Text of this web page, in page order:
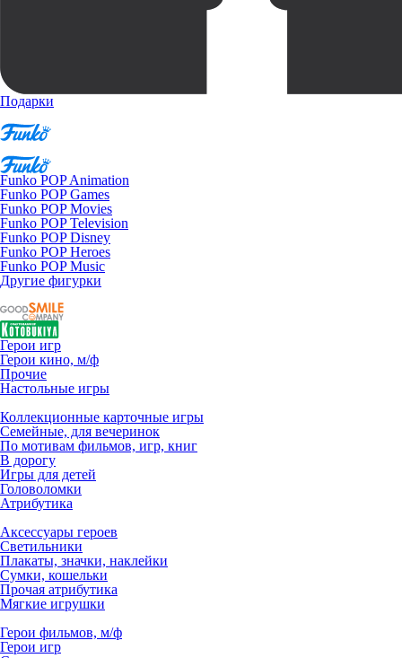
Подарки
Funko POP Animation
Funko POP Games
Funko POP Movies
Funko POP Television
Funko POP Disney
Funko POP Heroes
Funko POP Music
Другие фигурки
Герои игр
Герои кино, м/ф
Прочие
Настольные игры
Коллекционные карточные игры
Семейные, для вечеринок
По мотивам фильмов, игр, книг
В дорогу
Игры для детей
Головоломки
Атрибутика
Аксессуары героев
Светильники
Плакаты, значки, наклейки
Сумки, кошельки
Прочая атрибутика
Мягкие игрушки
Герои фильмов, м/ф
Герои игр